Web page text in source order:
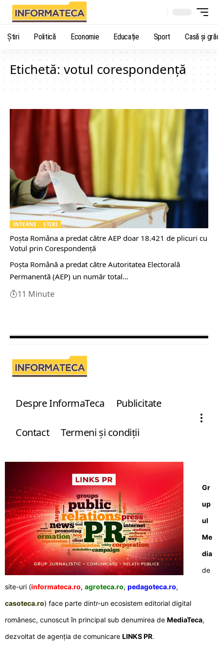
Știri Politică Economie Educaţie Sport Casă şi
Etichetă:votul corespondență
INTERNE ȘTIRI
Poșta Româna a predat către AEP doar 18.421 de plicuri cu
Votul prin Corespondență
Poşta Română a predat către Autoritatea Electorală
Permanentă (AEP) un număr total…
11 Minute
Despre InformaTeca Publicitate
Contact Termeni şi condiţii
Gr
up
ul
Me
dia
de
site-uri (informateca.ro, agroteca.ro, pedagoteca.ro,
casoteca.ro) face parte dintr-un ecosistem editorial digital
românesc, cunoscut în principal sub denumirea de MediaTeca,
dezvoltat de agenția de comunicare LINKS PR.